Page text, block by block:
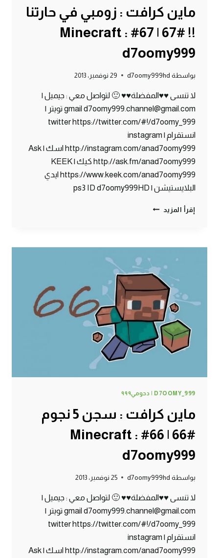
ماين كرافت : زومبي في حارتنا
!! #67 | 67# Minecraft :
d7oomy999
بواسطة d7oomy999hd 29 نوفمبر، 2013
لا تنسى ♥♥المفضلة♥♥ 🙂 لتواصل معي : جيميل |
gmail d7oomy999.channel@gmail.com تويتر |
twitter https://twitter.com/#!/d7oomy_999
انستقرام | instagram
http://instagram.com/anad7oomy999 اسك | Ask
http://ask.fm/anad7oomy999 كيك | KEEK
https://www.keek.com/anad7oomy999 ايدي
البلايستيشن | ps3 ID d7oomy999HD
إقرأ المزيد ماين
في
حارتنا
!!
#67
|
67#
MINECRAFT
:
D7OOMY999
D7OOMY_999 | دحومي٩٩٩
ماين كرافت : سجن 5 نجوم
#66 | 66# Minecraft :
d7oomy999
بواسطة d7oomy999hd 25 نوفمبر، 2013
لا تنسى ♥♥المفضلة♥♥ 🙂 لتواصل معي : جيميل |
gmail d7oomy999.channel@gmail.com تويتر |
twitter https://twitter.com/#!/d7oomy_999
انستقرام | instagram
http://instagram.com/anad7oomy999 اسك | Ask